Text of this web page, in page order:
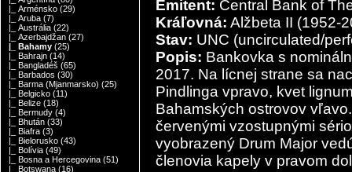
|_ Arménsko (29)
|_ Aruba (7)
|_ Austrália (22)
|_ Azerbajdžan (27)
|_ Bahamy (25)
|_ Bahrajn (14)
|_ Bangladéš (65)
|_ Barbados (30)
|_ Barma (Mjanmarsko) (25)
|_ Belgicko (11)
|_ Belize (18)
|_ Bermudy (4)
|_ Bhután (33)
|_ Biafra (3)
|_ Bielorusko (43)
|_ Bolívia (49)
|_ Bosna a Hercegovina (51)
|_ Botswana (16)
Emitent: Central Bank of
Kráľovná: Alžbeta II (1952-
Stav: UNC (uncirculated/
Popis: Bankovka s
2017. Na lícnej strane sa
Pindlinga vpravo, kvet
Bahamských ostrovov
červenými vzostupnými
vyobrazený Drum Major
členovia kapely v pravom